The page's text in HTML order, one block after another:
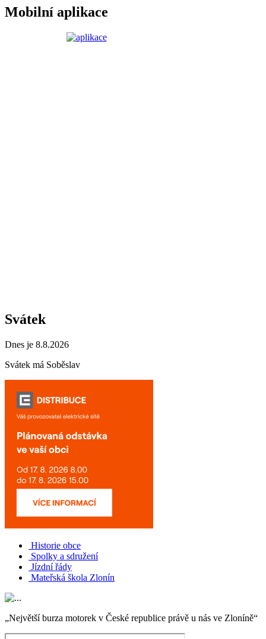
Mobilní aplikace
Svátek
Dnes je 8.8.2026
Svátek má Soběslav
Historie obce
Spolky a sdružení
Jízdní řády
Mateřská škola Zlonín
„Největší burza motorek v České republice právě u nás ve Zloníně“